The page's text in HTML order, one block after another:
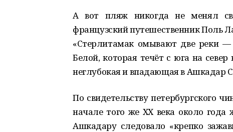
А вот пляж никогда не менял
французский путешественник Поль
«Стерлитамак омывают две реки
Белой, которая течёт с юга на север
неглубокая и впадающая в Ашкадар
По свидетельству петербургского
начале того же ХХ века около года
Ашкадару следовало «крепко за